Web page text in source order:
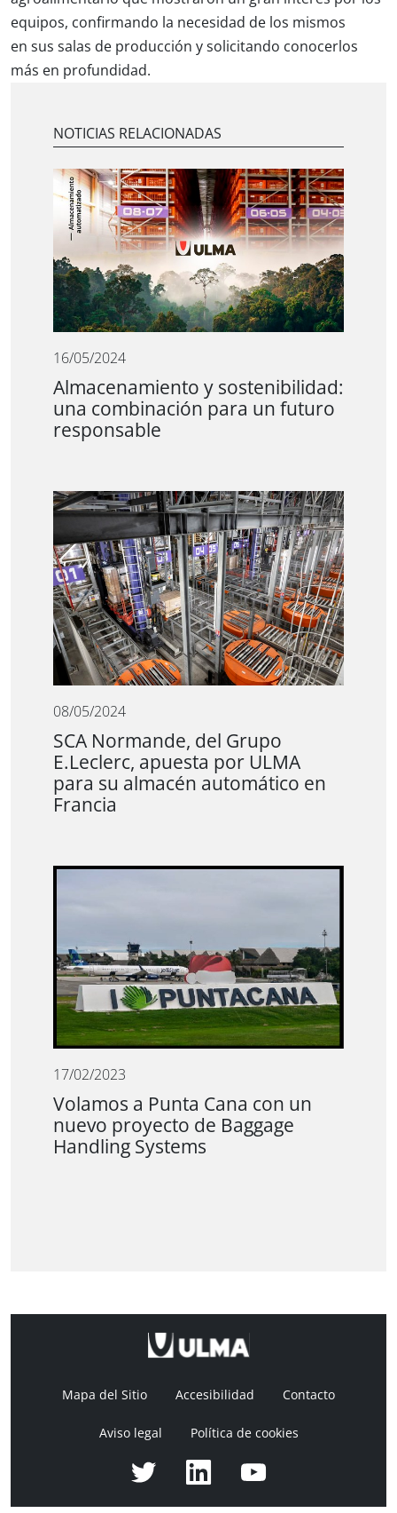
equipos, confirmando la necesidad de los mismos
en sus salas de producción y solicitando conocerlos
más en profundidad.
NOTICIAS RELACIONADAS
16/05/2024
Almacenamiento y sostenibilidad:
una combinación para un futuro
responsable
08/05/2024
SCA Normande, del Grupo
E.Leclerc, apuesta por ULMA
para su almacén automático en
Francia
17/02/2023
Volamos a Punta Cana con un
nuevo proyecto de Baggage
Handling Systems
Mapa del Sitio Accesibilidad Contacto
Aviso legal Política de cookies